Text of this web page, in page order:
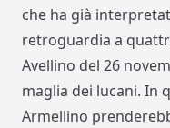
che ha già
retroguardia a
Avellino del 26
maglia dei lucani. In
Armellino